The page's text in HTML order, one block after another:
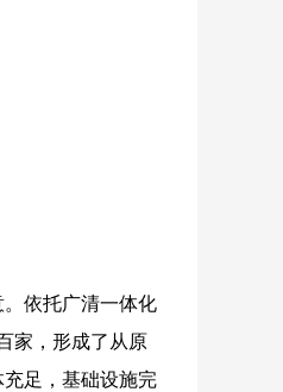
依托广清一体化
家，形成了从原
足，基础设施完